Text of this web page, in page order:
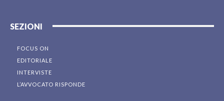
SEZIONI
FOCUS ON
EDITORIALE
INTERVISTE
L’AVVOCATO RISPONDE